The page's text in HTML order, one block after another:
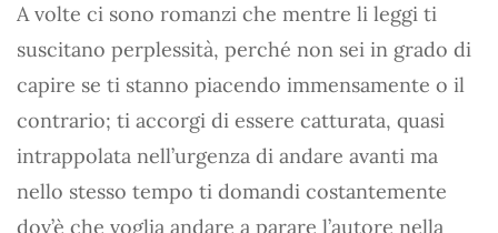
A volte ci sono romanzi che mentre li leggi ti
suscitano perplessità, perché non sei in grado di
capire se ti stanno piacendo immensamente o il
contrario; ti accorgi di essere catturata, quasi
intrappolata nell’urgenza di andare avanti ma
nello stesso tempo ti domandi costantemente
dov’è che voglia andare a parare l’autore nella